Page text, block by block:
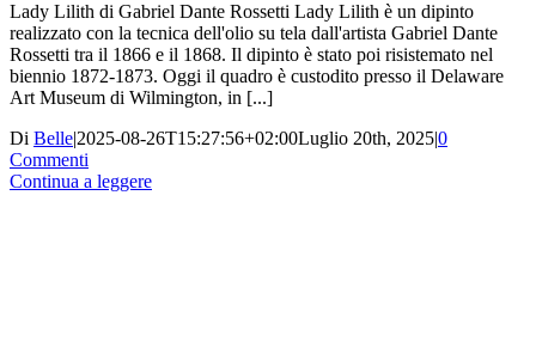
Lady Lilith di Gabriel Dante Rossetti Lady Lilith è un dipinto
realizzato con la tecnica dell'olio su tela dall'artista Gabriel Dante
Rossetti tra il 1866 e il 1868. Il dipinto è stato poi risistemato nel
biennio 1872-1873. Oggi il quadro è custodito presso il Delaware
Art Museum di Wilmington, in [...]
Di Belle|2025-08-26T15:27:56+02:00Luglio 20th, 2025|0
Commenti
Continua a leggere